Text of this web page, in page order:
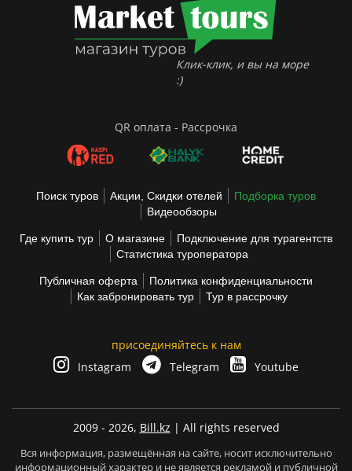
Клик-клик, и вы на море
:)
QR оплата - Рассрочка
Поиск туров Акции, Скидки отелей
Подборка туров
Видеообзоры
Где купить тур О магазине
Подключение для турагентств
Статистика туроператора
Публичная оферта
Политика конфиденциальности
Как забронировать тур
Тур в рассрочку
присоединяйтесь к нам
Instagram
Telegram Youtube
2009 - 2026, Bill.kz | All rights reserved
Вся информация, размещённая на сайте, носит исключительно
информационный характер и не является рекламой и публичной